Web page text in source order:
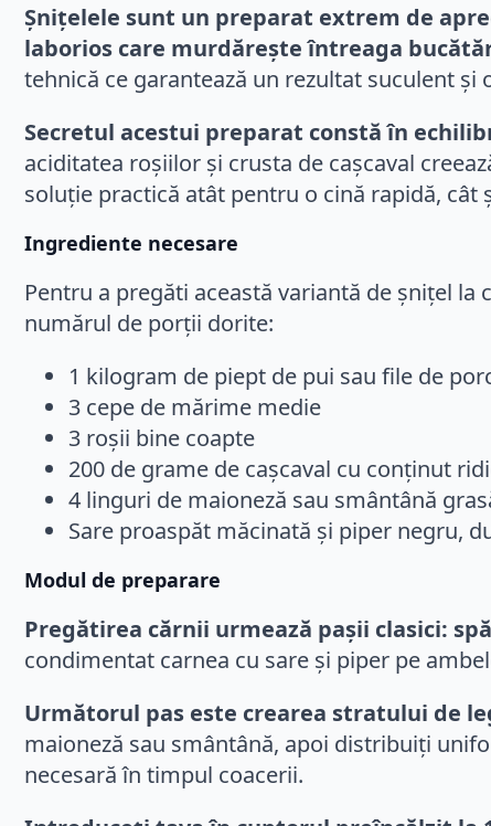
Șnițelele sunt un preparat extrem de
laborios care murdărește întreaga
tehnică ce garantează un rezultat suculent
Secretul acestui preparat constă în
aciditatea roșiilor și crusta de cașcaval
soluție practică atât pentru o cină rapidă,
Ingrediente necesare
Pentru a pregăti această variantă de șnițel
numărul de porții dorite:
1 kilogram de piept de pui sau file de
3 cepe de mărime medie
3 roșii bine coapte
200 de grame de cașcaval cu conținut
4 linguri de maioneză sau smântână
Sare proaspăt măcinată și piper negru,
Modul de preparare
Pregătirea cărnii urmează pașii clasici:
condimentat carnea cu sare și piper pe
Următorul pas este crearea stratului de
maioneză sau smântână, apoi distribuiți
necesară în timpul coacerii.